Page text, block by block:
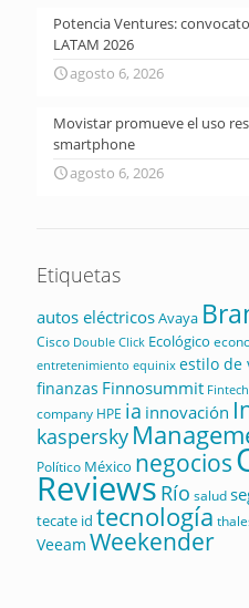
Potencia Ventures:
LATAM 2026
agosto 6, 2026
Movistar promueve el uso
smartphone
agosto 6, 2026
Etiquetas
autos eléctricosAvaya
Cisco Double Click Ecológico
entretenimiento equinix estilo de
finanzas Finnosummit Fintech
company HPE ia innovación
kaspersky
Político México negocios
Reviews Río salud
tecate id tecnología
Veeam Weekender